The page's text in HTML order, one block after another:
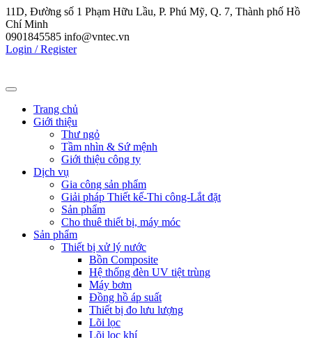
11D, Đường số 1 Phạm Hữu Lầu, P. Phú Mỹ, Q. 7, Thành phố Hồ
Chí Minh
0901845585 info@vntec.vn
Login / Register
Trang chủ
Giới thiệu
Thư ngỏ
Tầm nhìn & Sứ mệnh
Giới thiệu công ty
Dịch vụ
Gia công sản phẩm
Giải pháp Thiết kế-Thi công-Lắt đặt
Sản phẩm
Cho thuê thiết bị, máy móc
Sản phẩm
Thiết bị xử lý nước
Bồn Composite
Hệ thống đèn UV tiệt trùng
Máy bơm
Đồng hồ áp suất
Thiết bị đo lưu lượng
Lõi lọc
Lõi lọc khí